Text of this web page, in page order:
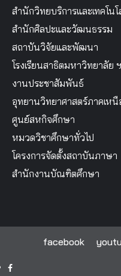
สำนักวิทยบริการและเทคโน
สำนักศิลปะและวัฒนธรรม
สถาบันวิจัยและพัฒนา
โรงเรียนสาธิตมหาวิทยาลัย ฯ
งานประชาสัมพันธ์
อุทยานวิทยาศาสตร์ภาคเห
ศูนย์สหกิจศึกษา
หมวดวิชาศึกษาทั่วไป
โครงการจัดตั้งสถาบันภาษา
สำนักงานบัณฑิตศึกษา
facebook
facebook